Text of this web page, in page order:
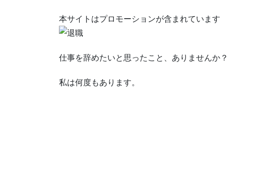
本サイトはプロモーションが含まれています
仕事を辞めたいと思ったこと、ありませんか？
私は何度もあります。